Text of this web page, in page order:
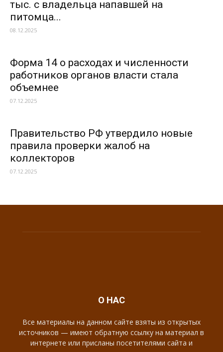
тыс. с владельца напавшей на
питомца...
08.12.2025
Форма 14 о расходах и численности
работников органов власти стала
объемнее
07.12.2025
Правительство РФ утвердило новые
правила проверки жалоб на
коллекторов
07.12.2025
О НАС
Все материалы на данном сайте взяты из открытых
источников — имеют обратную ссылку на материал в
интернете или присланы посетителями сайта и